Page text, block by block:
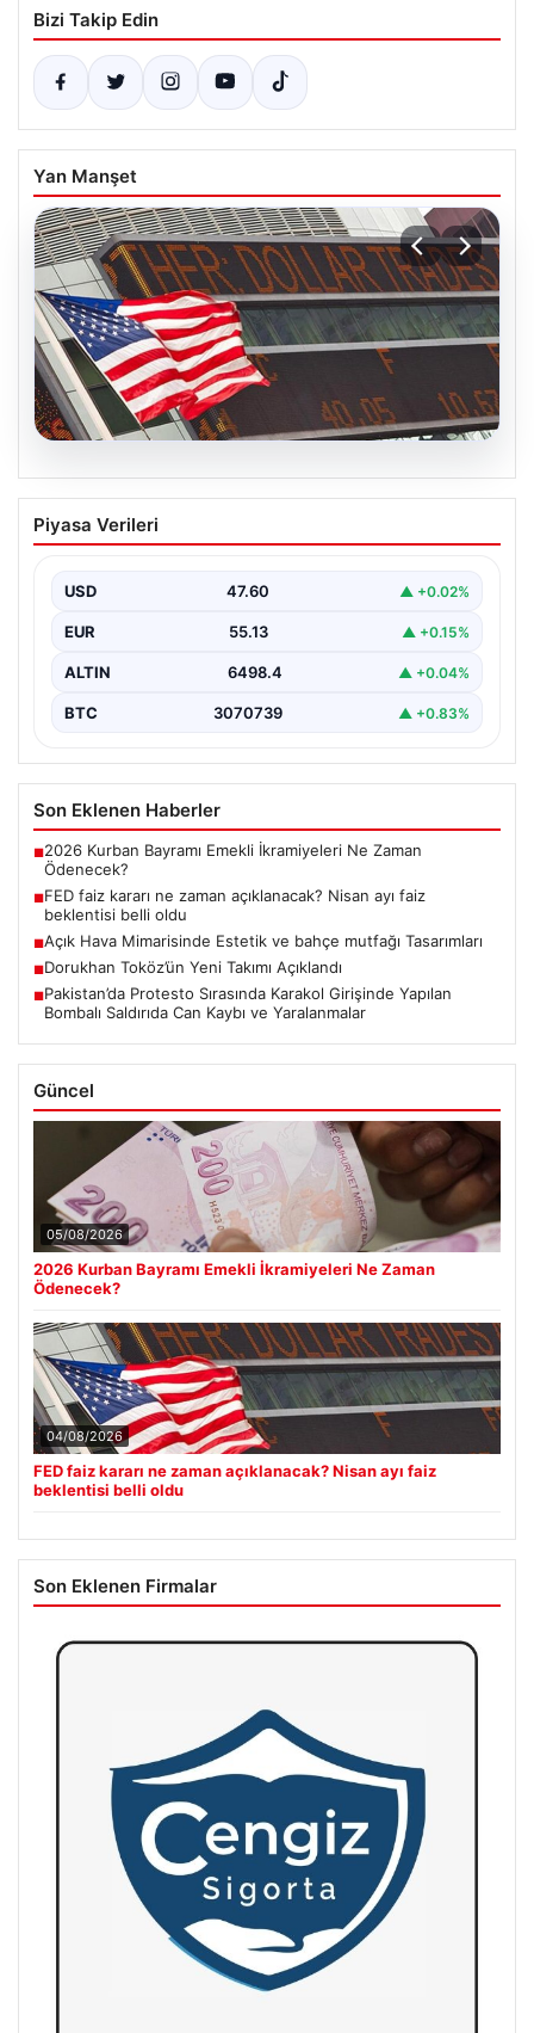
Bizi Takip Edin
Yan Manşet
04.08.2026
FED faiz kararı ne zaman açıklanacak?
Nisan ayı faiz beklentisi belli oldu
Piyasa Verileri
USD 47.60 ▲ +0.02%
EUR 55.13 ▲ +0.15%
ALTIN 6498.4 ▲ +0.04%
BTC 3070739 ▲ +0.83%
Son Eklenen Haberler
■2026 Kurban Bayramı Emekli İkramiyeleri Ne Zaman
Ödenecek?
■FED faiz kararı ne zaman açıklanacak? Nisan ayı faiz
beklentisi belli oldu
■Açık Hava Mimarisinde Estetik ve bahçe mutfağı Tasarımları
■Dorukhan Toköz’ün Yeni Takımı Açıklandı
■Pakistan’da Protesto Sırasında Karakol Girişinde Yapılan
Bombalı Saldırıda Can Kaybı ve Yaralanmalar
Güncel
05/08/2026
2026 Kurban Bayramı Emekli İkramiyeleri Ne Zaman
Ödenecek?
04/08/2026
FED faiz kararı ne zaman açıklanacak? Nisan ayı faiz
beklentisi belli oldu
Son Eklenen Firmalar